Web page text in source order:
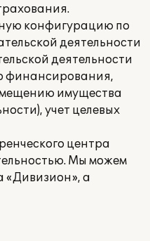
конфигурацию по
деятельности
деятельности
финансирования,
имущества
учет целевых
центра
Мы можем
«Дивизион», а